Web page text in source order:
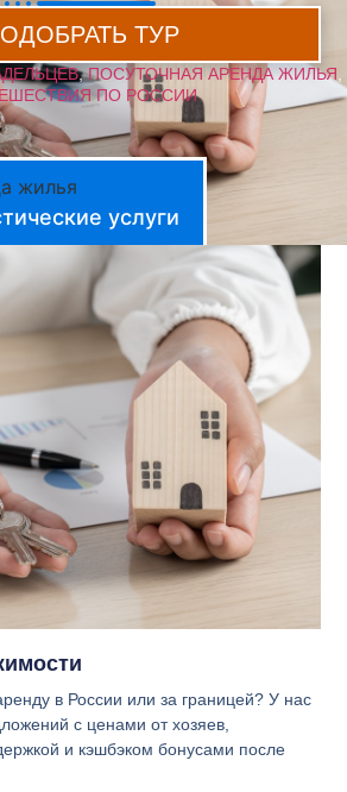
ТУР
,ПОСУТОЧНАЯ АРЕНДА ЖИЛЬЯ,
ПО РОССИИ
жилья
услуги
в России или за границей? У нас
с ценами от хозяев,
и кэшбэком бонусами после